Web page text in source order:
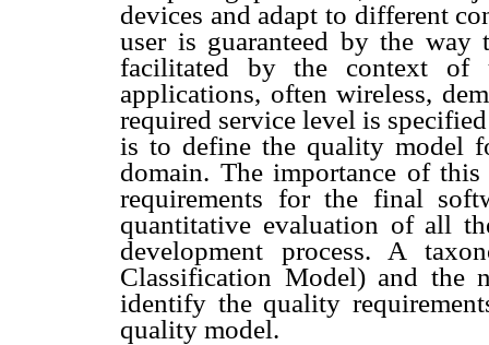
devices and adapt to different
user is guaranteed by the
facilitated by the context of
applications, often wireless,
required service level is
is to define the quality model
domain. The importance of
requirements for the final
quantitative evaluation of all
development process. A
Classification Model) and the
identify the quality
quality model.